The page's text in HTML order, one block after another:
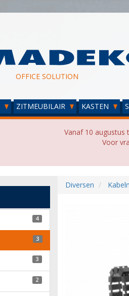
OFFICE SOLUTION
ZITMEUBILAIR KASTEN
Vanaf 10 augustus
Voor
Diversen
4
3
3
2